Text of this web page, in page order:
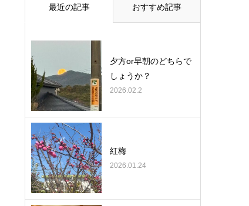
最近の記事 おすすめ記事
夕方or早朝のどちらで
しょうか？
2026.02.2
紅梅
2026.01.24